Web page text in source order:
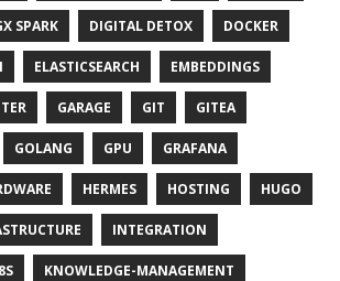
SPARK DIGITAL DETOX DOCKER
ELASTICSEARCH EMBEDDINGS
GARAGE GIT GITEA
GOLANG GPU GRAFANA
HERMES HOSTING HUGO
INTEGRATION
KNOWLEDGE-MANAGEMENT